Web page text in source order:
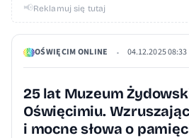
📢Reklamuj się tutaj
OŚWIĘCIM ONLINE • 04.12.2025 08:33
25 lat Muzeum
Oświęcimiu.
i mocne słowa o